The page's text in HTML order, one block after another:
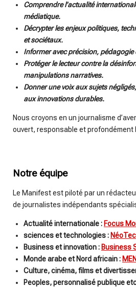
Comprendre l’actualité
médiatique.
Décrypter les enjeux politiques,
et sociétaux.
Informer avec précision, pédagogie
Protéger le lecteur contre la
manipulations narratives.
Donner une voix aux sujets
aux innovations durables.
Nous croyons en un journalisme
ouvert, responsable et profondément
Notre équipe
Le Manifest est piloté par un
de journalistes indépendants
Actualité internationale :Focus
sciences et technologies :
Business et innovation :Business
Monde arabe et Nord africain :
Culture, cinéma, films et
Peoples, personnalisé publique